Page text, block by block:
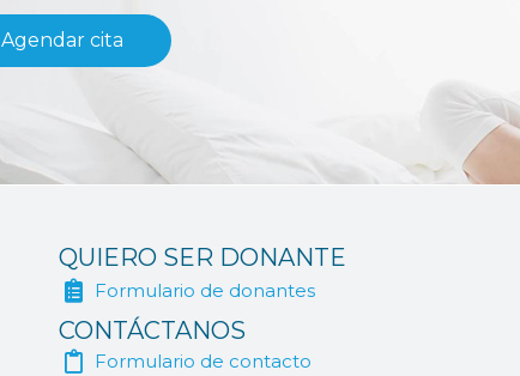
Agendar cita
QUIERO SER DONANTE
Formulario de donantes
CONTÁCTANOS
Formulario de contacto